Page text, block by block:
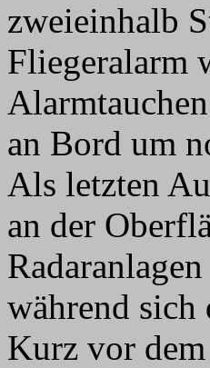
zweieinhalb
Fliegeralarm
an Bord um
Als letzten
an der
während sich
Kurz vor